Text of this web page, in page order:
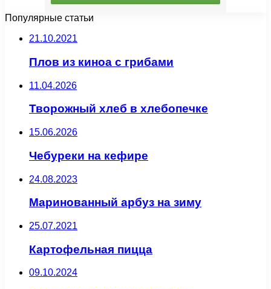
Популярные статьи
21.10.2021
Плов из киноа с грибами
11.04.2026
Творожный хлеб в хлебопечке
15.06.2026
Чебуреки на кефире
24.08.2023
Маринованный арбуз на зиму
25.07.2021
Картофельная пицца
09.10.2024